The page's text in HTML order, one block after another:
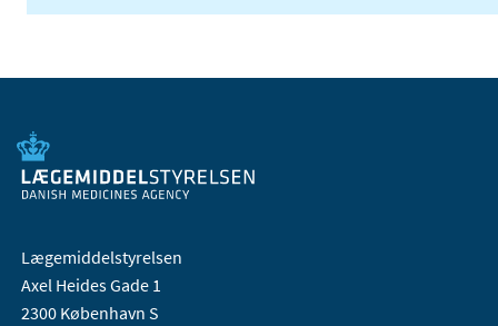
Lægemiddelstyrelsen
Axel Heides Gade 1
2300 København S